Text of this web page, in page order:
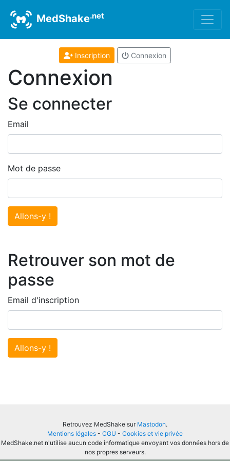
MedShake.net
Inscription Connexion
Connexion
Se connecter
Email
Mot de passe
Allons-y !
Retrouver son mot de
passe
Email d'inscription
Allons-y !
Retrouvez MedShake sur Mastodon.
Mentions légales - CGU - Cookies et vie privée
MedShake.net n'utilise aucun code informatique envoyant vos données hors de
nos propres serveurs.